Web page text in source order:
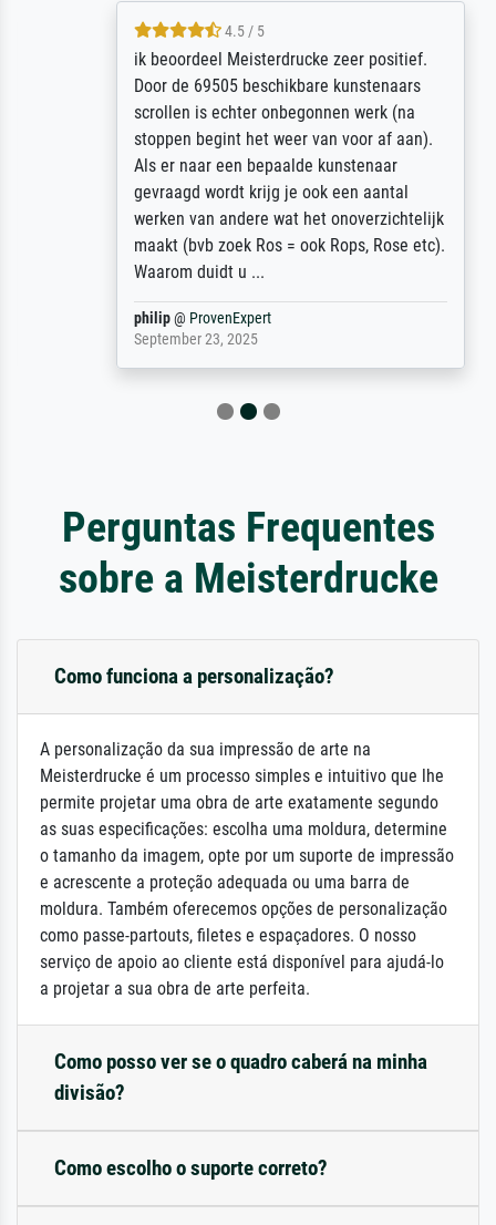
4.5 / 5
ik beoordeel Meisterdrucke zeer positief.
Door de 69505 beschikbare kunstenaars
scrollen is echter onbegonnen werk (na
stoppen begint het weer van voor af aan).
Als er naar een bepaalde kunstenaar
gevraagd wordt krijg je ook een aantal
werken van andere wat het onoverzichtelijk
maakt (bvb zoek Ros = ook Rops, Rose etc).
Waarom duidt u ...
@ProvenExpert
September 23, 2025
Perguntas Frequentes
sobre a Meisterdrucke
Como funciona a personalização?
A personalização da sua impressão de arte na
Meisterdrucke é um processo simples e intuitivo que lhe
permite projetar uma obra de arte exatamente segundo
as suas especificações: escolha uma moldura, determine
o tamanho da imagem, opte por um suporte de impressão
e acrescente a proteção adequada ou uma barra de
moldura. Também oferecemos opções de personalização
como passe-partouts, filetes e espaçadores. O nosso
serviço de apoio ao cliente está disponível para ajudá-lo
a projetar a sua obra de arte perfeita.
Como posso ver se o quadro caberá na minha
divisão?
Como escolho o suporte correto?